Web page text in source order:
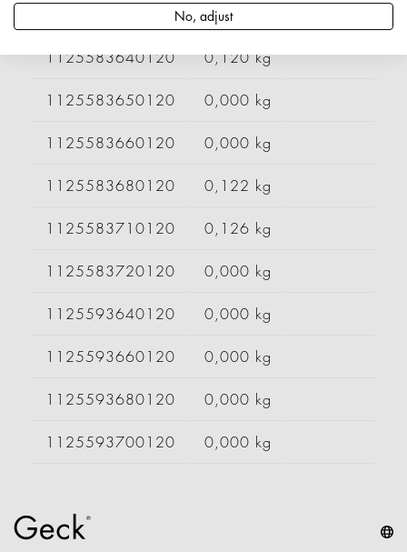
0,116 kg
1125583640120 0,120 kg
1125583650120 0,000 kg
1125583660120 0,000 kg
1125583680120 0,122 kg
1125583710120 0,126 kg
1125583720120 0,000 kg
1125593640120 0,000 kg
1125593660120 0,000 kg
1125593680120 0,000 kg
1125593700120 0,000 kg
No, adjust